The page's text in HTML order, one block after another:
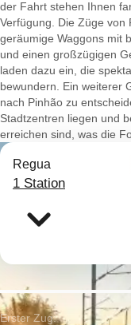
der Fahrt stehen Ihnen
Verfügung. Die Züge von
geräumige Waggons mit
und einen großzügigen
laden dazu ein, die
bewundern. Ein weiterer
nach Pinhão zu
Stadtzentren liegen und
erreichen sind, was die
Regua
1 Station
Erster Zug: